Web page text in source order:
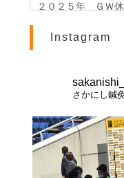
２０２５年 ＧＷ
2024 GWのお知らせ
休診のお知らせ
北海道インターハ
交通事故治療は《
Instagram
さかにし鍼